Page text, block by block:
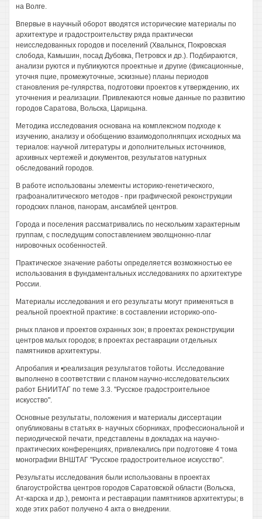
на Волге.
Впервые в научный оборот вводятся исторические материалы по
архитектуре и градостроительству ряда практически
неисследованных городов и поселений (Хвалынск, Покровская
слобода, Камышин, посад Дубовка, Петровск и др.). Подбираются,
анализи руются и публикуются проектные и другие (фиксационные,
уточня пцие, промежуточные, эскизные) планы периодов
становления ре-гулярства, подготовки проектов к утверждению, их
уточнения и реализации. Привлекаются новые данные по развитию
городов Саратова, Вольска, Царицына.
Методика исследования основана на комплексном подходе к
изучению, анализу и обобщению взаимодополняпцих исходных ма
териалов: научной литературы и дополнительных источников,
архивных чертежей и документов, результатов натурных
обследований городов.
В работе использованы элементы историко-генетического,
графоаналитического методов - при графической реконструкции
городских планов, панорам, ансамблей центров.
Города и поселения рассматривались по нескольким характерным
группам, с последущим сопоставлением эволщнонно-плаг
нировочных особенностей.
Практическое значение работы определяется возможностью ее
использования в фундаментальных исследованиях по архитектуре
России.
Материалы исследования и его результаты могут применяться в
реальной проектной практике: в составлении историко-опо-
рных планов и проектов охранных зон; в проектах реконструкции
центров малых городов; в проектах реставрации отдельных
памятников архитектуры.
Апробапия и •реализация результатов тойоты. Исследование
выполнено в соответствии с планом научно-исследовательских
работ БНИИТАГ по теме 3.3. "Русское градостроительное
искусство".
Основные результаты, положения и материалы диссертации
опубликованы в статьях в- научных сборниках, профессиональной и
периодической печати, представлены в докладах на научно-
практических конференциях, привлекались при подготовке 4 тома
монографии ВНШТАГ "Русское градостроительное искусство".
Результаты исследования были использованы в проектах
благоустройства центров городов Саратовской области (Вольска,
Ат-карска и др.), ремонта и реставрации памятников архитектуры; в
ходе этих работ получено 4 акта о внедрении.